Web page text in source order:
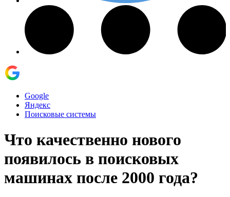
Google
Яндекс
Поисковые системы
Что качественно нового
появилось в поисковых
машинах после 2000 года?